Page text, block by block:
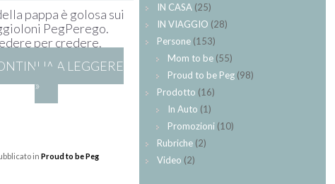
pappa è golosa sui
PegPerego.
per credere.
A LEGGERE
»
in Proud to be Peg
IN CASA (25)
IN VIAGGIO (28)
Persone (153)
Mom to be (55)
Proud to be Peg (98)
Prodotto (16)
In Auto (1)
Promozioni (10)
Rubriche (2)
Video (2)